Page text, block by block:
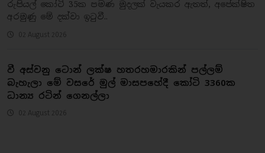
රුපියල් කෝටි 35ක පමණ මුදලක් වැයකර ඇතත්, අපේක්ෂිත
අරමුණු මේ දක්වා ඉටුවී..
02 August 2026
වී අස්වනු ටොන් ලක්ෂ හතරහමාරකින් පල්ලම්
බැහැලා මේ වසරේ මුල් මාසපහේදී කෝටි 3360ක
ධාන්‍ය රටින් ගෙනල්ලා
02 August 2026